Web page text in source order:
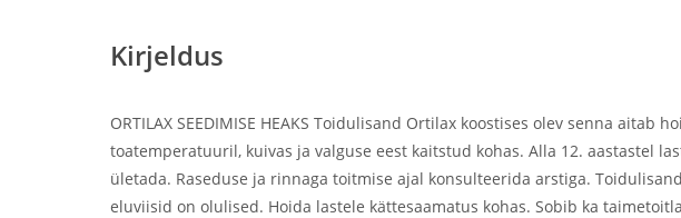
Kirjeldus
ORTILAX SEEDIMISE HEAKS Toidulisand Ortilax koostises olev senna
toatemperatuuril, kuivas ja valguse eest kaitstud kohas. Alla 12. aastastel
ületada. Raseduse ja rinnaga toitmise ajal konsulteerida arstiga.
eluviisid on olulised. Hoida lastele kättesaamatus kohas. Sobib ka